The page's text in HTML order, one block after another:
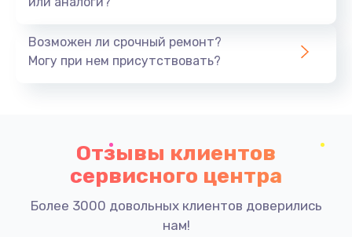
Возможен ли срочный ремонт?
Могу при нем присутствовать?
Отзывы клиентов
сервисного центра
Более 3000 довольных клиентов доверились
нам!